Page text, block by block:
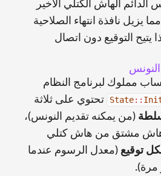
الدائم الهاش الكتلي الأخير
يزيل نافذة انتهاء الصلاحية
وهذا يتيح التوقيع دون اتصال
مملوك لبرنامج النظام
State::
تحتوي على ثلاثة
(من يمكنه تقديم النونس)،
مشتق من هاش كتلي
توقيع (معدل الرسوم عندما
مرة).